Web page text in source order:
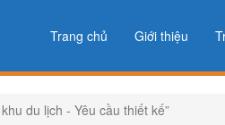
Trang chủ Giới thiệu
du lịch - Yêu cầu thiết kế”